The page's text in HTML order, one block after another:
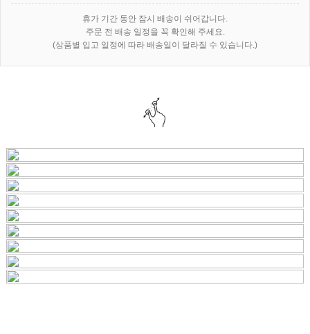
휴가 기간 동안 잠시 배송이 쉬어갑니다.
주문 전 배송 일정을 꼭 확인해 주세요.
(상품별 입고 일정에 따라 배송일이 달라질 수 있습니다.)